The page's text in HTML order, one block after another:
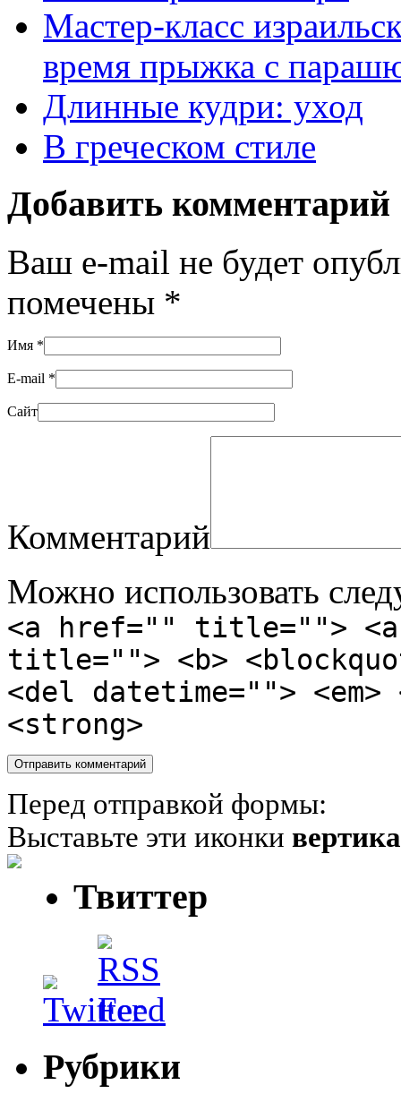
Мастер-класс
время прыжка с
Длинные кудри: уход
В греческом стиле
Добавить комментарий
Ваш e-mail не будет
помечены *
Имя *
E-mail *
Сайт
Комментарий
Можно использовать
<a href="" title="">
title=""> <b>
<del datetime="">
<strong>
Перед отправкой формы:
Выставьте эти иконки
Твиттер
Рубрики